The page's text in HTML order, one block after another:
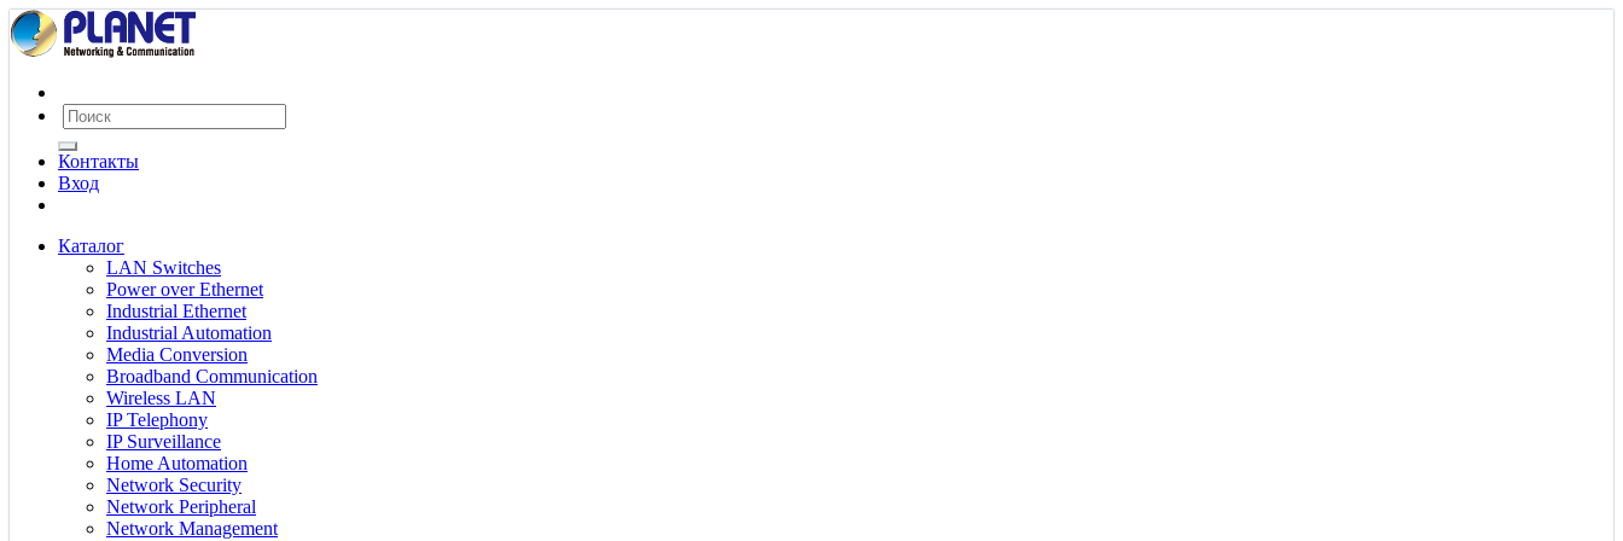
Контакты
Вход
Каталог
LAN Switches
Power over Ethernet
Industrial Ethernet
Industrial Automation
Media Conversion
Broadband Communication
Wireless LAN
IP Telephony
IP Surveillance
Home Automation
Network Security
Network Peripheral
Network Management